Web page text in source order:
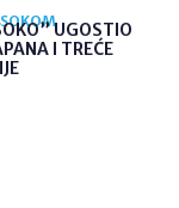
UGOSTIO
I TREĆE